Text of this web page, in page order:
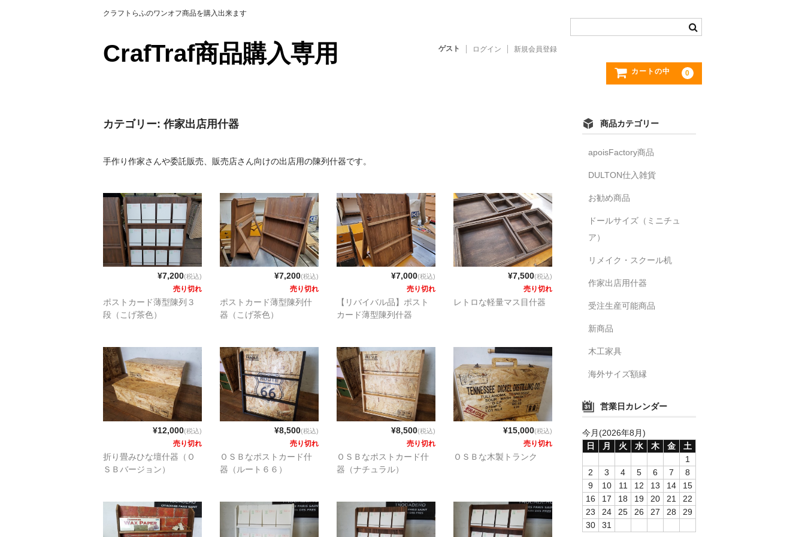
クラフトらふのワンオフ商品を購入出来ます
CrafTraf商品購入専用 ゲスト ログイン 新規会員登録
カートの中 0
カテゴリー: 作家出店用什器
手作り作家さんや委託販売、販売店さん向けの出店用の陳列什器です。
¥7,200(税込)
売り切れ
ポストカード薄型陳列３
段（こげ茶色）
¥7,200(税込)
売り切れ
ポストカード薄型陳列什
器（こげ茶色）
¥7,000(税込)
売り切れ
【リバイバル品】ポスト
カード薄型陳列什器
¥7,500(税込)
売り切れ
レトロな軽量マス目什器
¥12,000(税込)
売り切れ
折り畳みひな壇什器（Ｏ
ＳＢバージョン）
¥8,500(税込)
売り切れ
ＯＳＢなポストカード什
器（ルート６６）
¥8,500(税込)
売り切れ
ＯＳＢなポストカード什
器（ナチュラル）
¥15,000(税込)
売り切れ
ＯＳＢな木製トランク
商品カテゴリー
apoisFactory商品
DULTON仕入雑貨
お勧め商品
ドールサイズ（ミニチュ
ア）
リメイク・スクール机
作家出店用什器
受注生産可能商品
新商品
木工家具
海外サイズ額縁
営業日カレンダー
今月(2026年8月)
日
月 火 水 木 金
土
1
2
3 4 5 6 7
8
9
10 11 12 13 14
15
16
17 18 19 20 21
22
23
24 25 26 27 28
29
30
31